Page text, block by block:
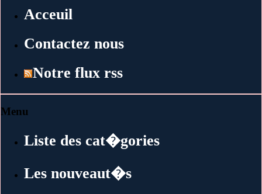
Acceuil
Contactez nous
Notre flux rss
Menu
Liste des cat�gories
Les nouveaut�s